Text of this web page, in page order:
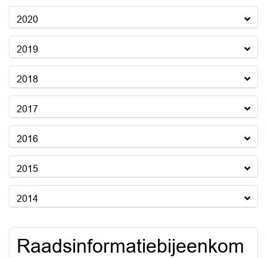
2020
2019
2018
2017
2016
2015
2014
Raadsinformatiebijeenkom